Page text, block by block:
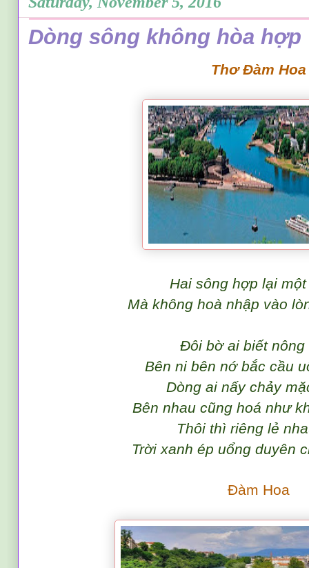
Dòng sông không hòa hợp
Thơ Đàm Hoa
Hai sông hợp lại
Mà không hoà nhập vào
Đôi bờ ai biết nông
Bên ni bên nớ bắc cầu
Dòng ai nấy chảy
Bên nhau cũng hoá như
Thôi thì riêng lẻ
Trời xanh ép uổng duyên
Đàm Hoa